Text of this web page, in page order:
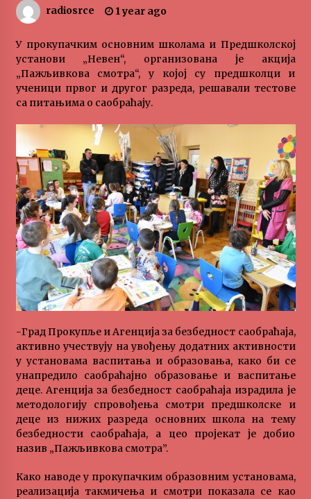
„Караван безбедности саобраћаја
SPORTSKA INFORMACIJA
3 months ago
Povratak u kancelarije časopisa Runway u filmu
,,Đavo nosi Pradu 2“
3 months ago
CINEPLEXX NIŠ BIOSKOP PROSLAVLJA ROĐENDAN
18. APRILA
4 months ago
ЛИТУРГИЈА
4 months ago
MEDALJE ZA TOPLIČANIN NA MEĐUNARODNOJ
SCENI!
4 months ago
“ИМА РУПА ДА ПРОПАДНЕШ”
5 months ago
Karatisti Topličanina osvojili 24 medalje na
5 months ago
radiosrce 1 year ago
У прокупачким основним школама и Предшколској
установи „Невен“, организована је акција
„Пажљивкова смотра“, у којој су предшколци и
ученици првог и другог разреда, решавали тестове
са питањима о саобраћају.
-Град Прокупље и Агенција за безбедност саобраћаја,
активно учествују на увођењу додатних активности
у установама васпитања и образовања, како би се
унапредило саобраћајно образовање и васпитање
деце. Агенција за безбедност саобраћаја израдила је
методологију спровођења смотри предшколске и
деце из нижих разреда основних школа на тему
безбедности саобраћаја, а цео пројекат је добио
назив „Пажљивкова смотра”.
Како наводе у прокупачким образовним установама,
реализација такмичења и смотри показала се као